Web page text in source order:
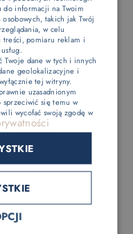
z
Trzeba
są
jak darmowa (lub
pociechy.
na wygodne
Nie wiedząc, jak
warto
i jak
zdjęć.
POLISH
ENGLISH
GERMAN
CZECH
do informacji na Twoim
takich jak Twój
w celu
treści, pomiaru reklam i
Twoje dane w tych i innych
geolokalizacyjne i
tej witryny.
uzasadnionym
sprzeciwić się temu w
wycofać swoją zgodę w